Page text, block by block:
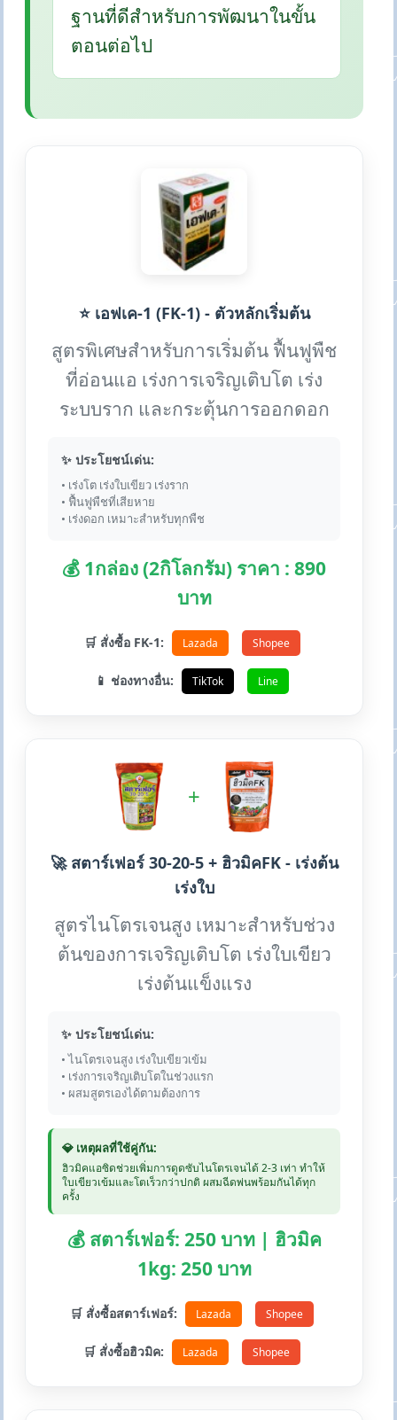
ฐานที่ดีสำหรับการพัฒนาในขั้น
ตอนต่อไป
⭐ เอฟเค-1 (FK-1) - ตัวหลักเริ่มต้น
สูตรพิเศษสำหรับการเริ่มต้น ฟื้นฟูพืช
ที่อ่อนแอ เร่งการเจริญเติบโต เร่ง
ระบบราก และกระตุ้นการออกดอก
✨ ประโยชน์เด่น:
• เร่งโต เร่งใบเขียว เร่งราก
• ฟื้นฟูพืชที่เสียหาย
• เร่งดอก เหมาะสำหรับทุกพืช
💰 1กล่อง (2กิโลกรัม) ราคา : 890
บาท
🛒 สั่งซื้อ FK-1: Lazada Shopee
📱 ช่องทางอื่น: TikTok Line
+
🚀 สตาร์เฟอร์ 30-20-5 + ฮิวมิคFK - เร่งต้น
เร่งใบ
สูตรไนโตรเจนสูง เหมาะสำหรับช่วง
ต้นของการเจริญเติบโต เร่งใบเขียว
เร่งต้นแข็งแรง
✨ ประโยชน์เด่น:
• ไนโตรเจนสูง เร่งใบเขียวเข้ม
• เร่งการเจริญเติบโตในช่วงแรก
• ผสมสูตรเองได้ตามต้องการ
💎 เหตุผลที่ใช้คู่กัน:
ฮิวมิคแอซิดช่วยเพิ่มการดูดซับไนโตรเจนได้ 2-3 เท่า ทำให้
ใบเขียวเข้มและโตเร็วกว่าปกติ ผสมฉีดพ่นพร้อมกันได้ทุก
ครั้ง
💰 สตาร์เฟอร์: 250 บาท | ฮิวมิค
1kg: 250 บาท
🛒 สั่งซื้อสตาร์เฟอร์: Lazada Shopee
🛒 สั่งซื้อฮิวมิค: Lazada Shopee